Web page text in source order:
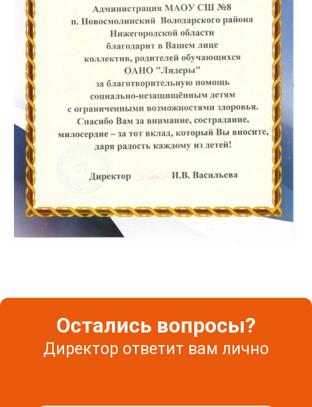
Остались вопросы?
Директор ответит вам лично